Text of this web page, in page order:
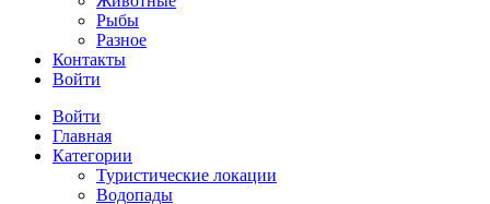
Рыбы
Разное
Контакты
Войти
Войти
Главная
Категории
Туристические локации
Водопады